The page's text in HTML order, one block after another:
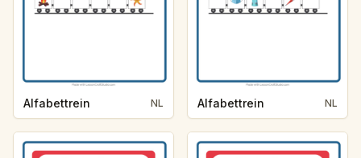
Alfabettrein NL Alfabettrein NL